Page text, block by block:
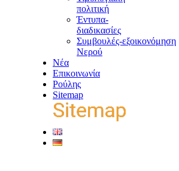
πολιτική
Έντυπα-
διαδικασίες
Συμβουλές-εξοικονόμηση
Νερού
Νέα
Επικοινωνία
Ρούλης
Sitemap